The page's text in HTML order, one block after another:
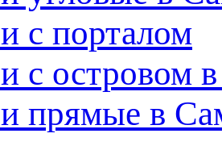
с порталом
с островом
прямые в